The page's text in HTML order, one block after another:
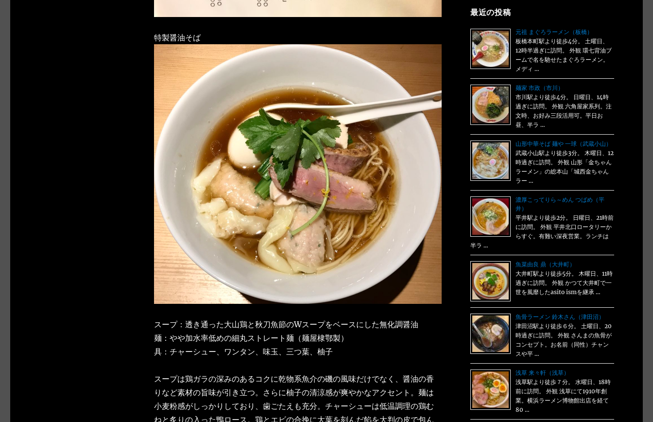
特製醤油そば
スープ：透き通った大山鶏と秋刀魚節のWスープをベースにした無化調醤油
麺：やや加水率低めの細丸ストレート麺（麺屋棣鄂製）
具：チャーシュー、ワンタン、味玉、三つ葉、柚子
スープは鶏ガラの深みのあるコクに乾物系魚介の磯の風味だけでなく、醤油の香
りなど素材の旨味が引き立つ。さらに柚子の清涼感が爽やかなアクセント。麺は
小麦粉感がしっかりしており、歯ごたえも充分。チャーシューは低温調理の鶏む
ねと炙りの入った鴨ロース。鶏とエビの合挽に大葉を刻んだ餡を大判の皮で包ん
最近の投稿
元祖 まぐろラーメン（板橋）
板橋本町駅より徒歩4分。 土曜日、
12時半過ぎに訪問。 外観 環七背油ブ
ームで名を馳せたまぐろラーメン。
メディ …
麺家 市政（市川）
市川駅より徒歩4分。 日曜日、14時
過ぎに訪問。 外観 六角屋家系列。注
文時、お好み三段活用可。平日お
昼、半ラ …
山形中華そば 麺や 一球（武蔵小山）
武蔵小山駅より徒歩3分。 木曜日、12
時過ぎに訪問。 外観 山形「金ちゃん
ラーメン」の総本山「城西金ちゃん
ラー …
濃厚こってりら～めん つばめ（平
井）
平井駅より徒歩2分。 日曜日、21時前
に訪問。 外観 平井北口ロータリーか
らすぐ。有難い深夜営業。ランチは
半ラ …
魚菜由良 鼎（大井町）
大井町駅より徒歩5分。 木曜日、11時
過ぎに訪問。 外観 かつて大井町で一
世を風靡したasito ismを継承 …
魚骨ラーメン 鈴木さん（津田沼）
津田沼駅より徒歩６分。 土曜日、20
時過ぎに訪問。 外観 さんまの魚骨が
コンセプト。お名前（同性）チャン
スや平 …
浅草 来々軒（浅草）
浅草駅より徒歩７分。 水曜日、18時
前に訪問。 外観 浅草にて1910年創
業。横浜ラーメン博物館出店を経て
80 …